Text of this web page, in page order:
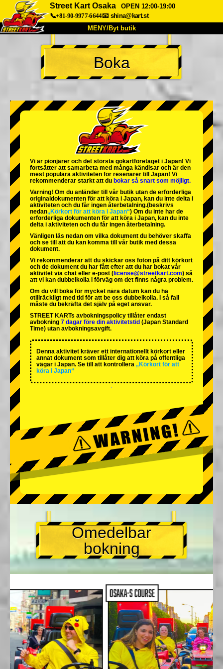
Street Kart Osaka
OPEN 12:00-19:00
📞+81-90-9977-6644📧 shina@kart.st
MENY/Byt butik
HEM
Om oss Specifikationer Pris
Företag Boka
Byt butik
Tokyo Shinagawa Tokyo Akihabara#1
Tokyo Akihabara#2
Tokyo Shibuya Annex Tokyo Bay
Tokyo Asakusa Osaka
Okinawa
Boka
Vi är pionjärer och det största gokartföretaget i Japan! Vi
fortsätter att samarbeta med många kändisar och är den
mest populära aktiviteten för resenärer till Japan! Vi
rekommenderar starkt att du bokar så snart som möjligt.
Varning! Om du anländer till vår butik utan de erforderliga
originaldokumenten för att köra i Japan, kan du inte delta i
aktiviteten och du får ingen återbetalning.(beskrivs
nedan„Körkort för att köra i Japan“) Om du inte har de
erforderliga dokumenten för att köra i Japan, kan du inte
delta i aktiviteten och du får ingen återbetalning.
Vänligen läs nedan om vilka dokument du behöver skaffa
och se till att du kan komma till vår butik med dessa
dokument.
Vi rekommenderar att du skickar oss foton på ditt körkort
och de dokument du har fått efter att du har bokat vår
aktivitet via chat eller e-post ( license@streetkart.com) så
att vi kan dubbelkolla i förväg om det finns några problem.
Om du vill boka för mycket nära datum kan du ha
otillräckligt med tid för att be oss dubbelkolla. I så fall
måste du bekräfta det själv på eget ansvar.
STREET KARTs avbokningspolicy tillåter endast
avbokning 7 dagar före din aktivitetstid (Japan Standard
Time) utan avbokningsavgift.
Denna aktivitet kräver ett internationellt körkort eller
annat dokument som tillåter dig att köra på offentliga
vägar i Japan. Se till att kontrollera „Körkort för att
köra i Japan“
Omedelbar
bokning